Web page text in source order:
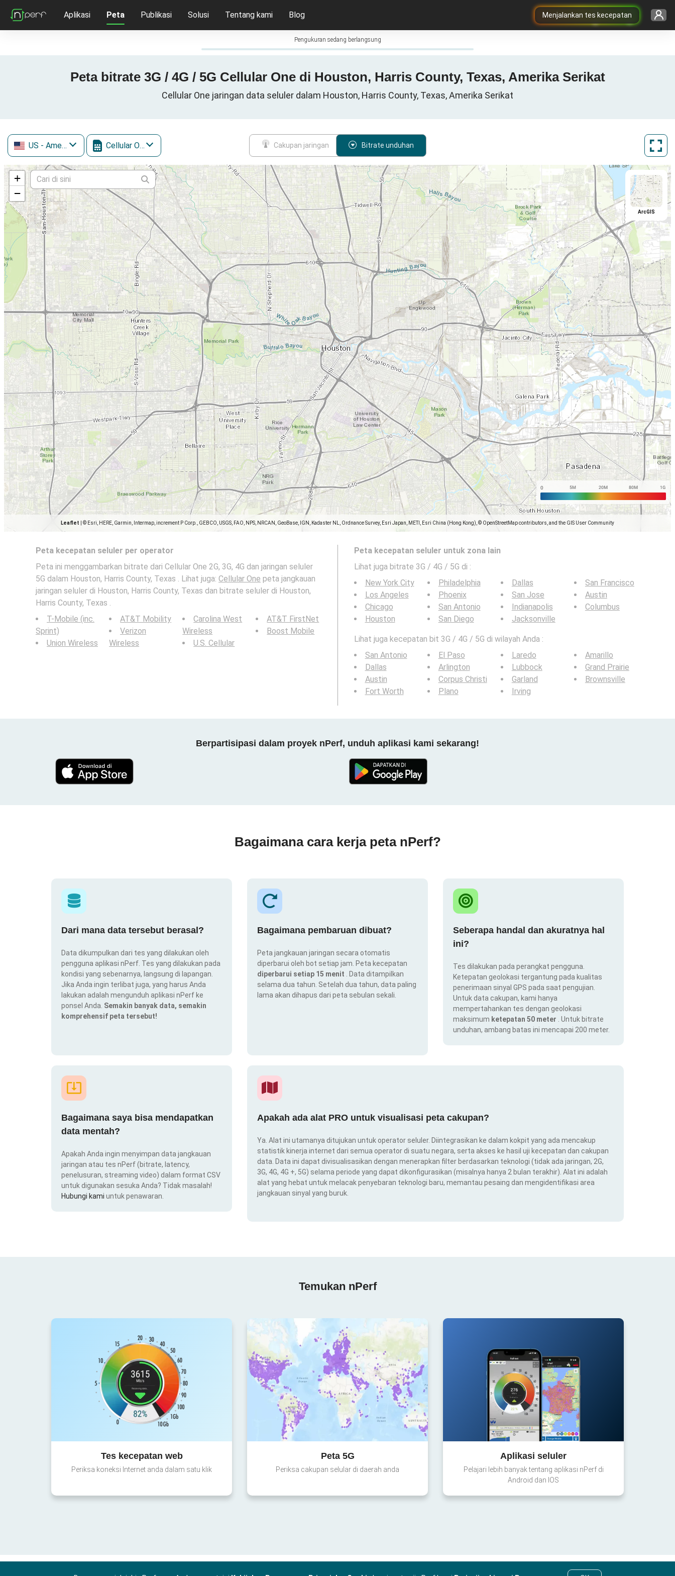
Menjalankan tes kecepatan
Aplikasi Peta Publikasi Solusi Tentang kami Blog
Pengukuran sedang berlangsung
Peta bitrate 3G / 4G / 5G Cellular One di Houston, Harris County, Texas, Amerika Serikat
Cellular One jaringan data seluler dalam Houston, Harris County, Texas, Amerika Serikat
US - Amerika Serikat Cellular One Cakupan jaringan Bitrate unduhan
+
−
Leaflet © Esri, HERE, Garmin, Intermap, increment P Corp., GEBCO, USGS, FAO, NPS, NRCAN, GeoBase, IGN, Kadaster NL, Ordnance Survey, Esri Japan, METI, Esri China (Hong Kong), © OpenStreetMap contributors, and the GIS User Community
ArcGIS
Peta kecepatan seluler per operator
Peta ini menggambarkan bitrate dari Cellular One 2G, 3G, 4G dan jaringan seluler
5G dalam Houston, Harris County, Texas . Lihat juga: Cellular One peta jangkauan
jaringan seluler di Houston, Harris County, Texas dan bitrate seluler di Houston,
Harris County, Texas .
T-Mobile (inc.
Sprint)
Union Wireless
AT&T Mobility
Verizon
Wireless
Carolina West
Wireless
U.S. Cellular
AT&T FirstNet
Boost Mobile
Peta kecepatan seluler untuk zona lain
Lihat juga bitrate 3G / 4G / 5G di :
New York City
Los Angeles
Chicago
Houston
Philadelphia
Phoenix
San Antonio
San Diego
Dallas
San Jose
Indianapolis
Jacksonville
San Francisco
Austin
Columbus
Lihat juga kecepatan bit 3G / 4G / 5G di wilayah Anda :
San Antonio
Dallas
Austin
Fort Worth
El Paso
Arlington
Corpus Christi
Plano
Laredo
Lubbock
Garland
Irving
Amarillo
Grand Prairie
Brownsville
Berpartisipasi dalam proyek nPerf, unduh aplikasi kami sekarang!
Bagaimana cara kerja peta nPerf?
Dari mana data tersebut berasal?
Data dikumpulkan dari tes yang dilakukan oleh
pengguna aplikasi nPerf. Tes yang dilakukan pada
kondisi yang sebenarnya, langsung di lapangan.
Jika Anda ingin terlibat juga, yang harus Anda
lakukan adalah mengunduh aplikasi nPerf ke
ponsel Anda. Semakin banyak data, semakin
komprehensif peta tersebut!
Bagaimana pembaruan dibuat?
Peta jangkauan jaringan secara otomatis
diperbarui oleh bot setiap jam. Peta kecepatan
diperbarui setiap 15 menit
. Data ditampilkan
selama dua tahun. Setelah dua tahun, data paling
lama akan dihapus dari peta sebulan sekali.
Seberapa handal dan akuratnya hal
ini?
Tes dilakukan pada perangkat pengguna.
Ketepatan geolokasi tergantung pada kualitas
penerimaan sinyal GPS pada saat pengujian.
Untuk data cakupan, kami hanya
mempertahankan tes dengan geolokasi
maksimum ketepatan 50 meter
. Untuk bitrate
unduhan, ambang batas ini mencapai 200 meter.
Bagaimana saya bisa mendapatkan
data mentah?
Apakah Anda ingin menyimpan data jangkauan
jaringan atau tes nPerf (bitrate, latency,
penelusuran, streaming video) dalam format CSV
untuk digunakan sesuka Anda? Tidak masalah!
Hubungi kami untuk penawaran.
Apakah ada alat PRO untuk visualisasi peta cakupan?
Ya. Alat ini utamanya ditujukan untuk operator seluler. Diintegrasikan ke dalam kokpit yang ada mencakup
statistik kinerja internet dari semua operator di suatu negara, serta akses ke hasil uji kecepatan dan cakupan
data. Data ini dapat divisualisasikan dengan menerapkan filter berdasarkan teknologi (tidak ada jaringan, 2G,
3G, 4G, 4G +, 5G) selama periode yang dapat dikonfigurasikan (misalnya hanya 2 bulan terakhir). Alat ini adalah
alat yang hebat untuk melacak penyebaran teknologi baru, memantau pesaing dan mengidentifikasi area
jangkauan sinyal yang buruk.
Temukan nPerf
Tes kecepatan web
Periksa koneksi Internet anda dalam satu klik
Peta 5G
Periksa cakupan selular di daerah anda
Aplikasi seluler
Pelajari lebih banyak tentang aplikasi nPerf di
Android dan IOS